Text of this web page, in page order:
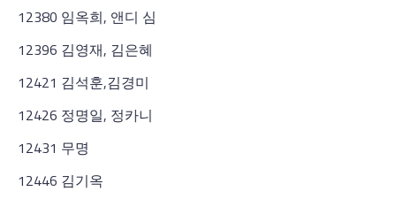
12380 임옥희, 앤디 심
12396 김영재, 김은혜
12421 김석훈,김경미
12426 정명일, 정카니
12431 무명
12446 김기옥